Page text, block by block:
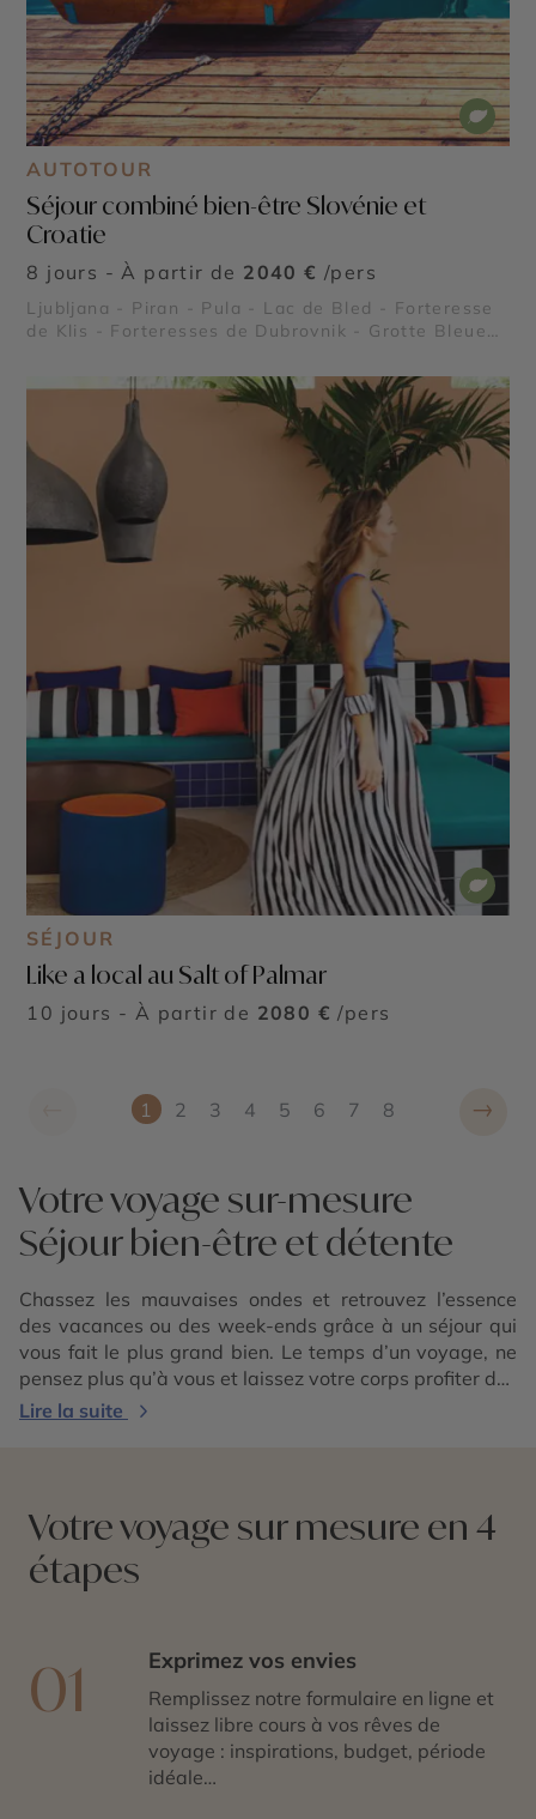
AUTOTOUR
Séjour combiné bien-être Slovénie et
Croatie
8 jours - À partir de 2040 € /pers
Ljubljana - Piran - Pula - Lac de Bled - Forteresse
de Klis - Forteresses de Dubrovnik - Grotte Bleue
SÉJOUR
Like a local au Salt of Palmar
10 jours - À partir de 2080 € /pers
1 2 3 4 5 6 7 8 →
Votre voyage sur-mesure
Séjour bien-être et détente
Chassez les mauvaises ondes et retrouvez l’essence
des vacances ou des week-ends grâce à un séjour qui
vous fait le plus grand bien. Le temps d’un voyage, ne
pensez plus qu’à vous et laissez votre corps profiter des
bienfaits d’une escapade. L’air frais ou l’eau de mer
meilleurs hôtels afin que vous puissiez enfin respirer et
ne penser à rien d’autre qu’à vous. L’occasion est
parfaite pour évacuer la pression et toutes les pensées
que vous avez actuellement en tête. Enfilez votre
Lire la suite
Votre voyage sur mesure en 4
étapes
01 Exprimez vos envies
Remplissez notre formulaire en ligne et
laissez libre cours à vos rêves de
voyage : inspirations, budget, période
idéale…